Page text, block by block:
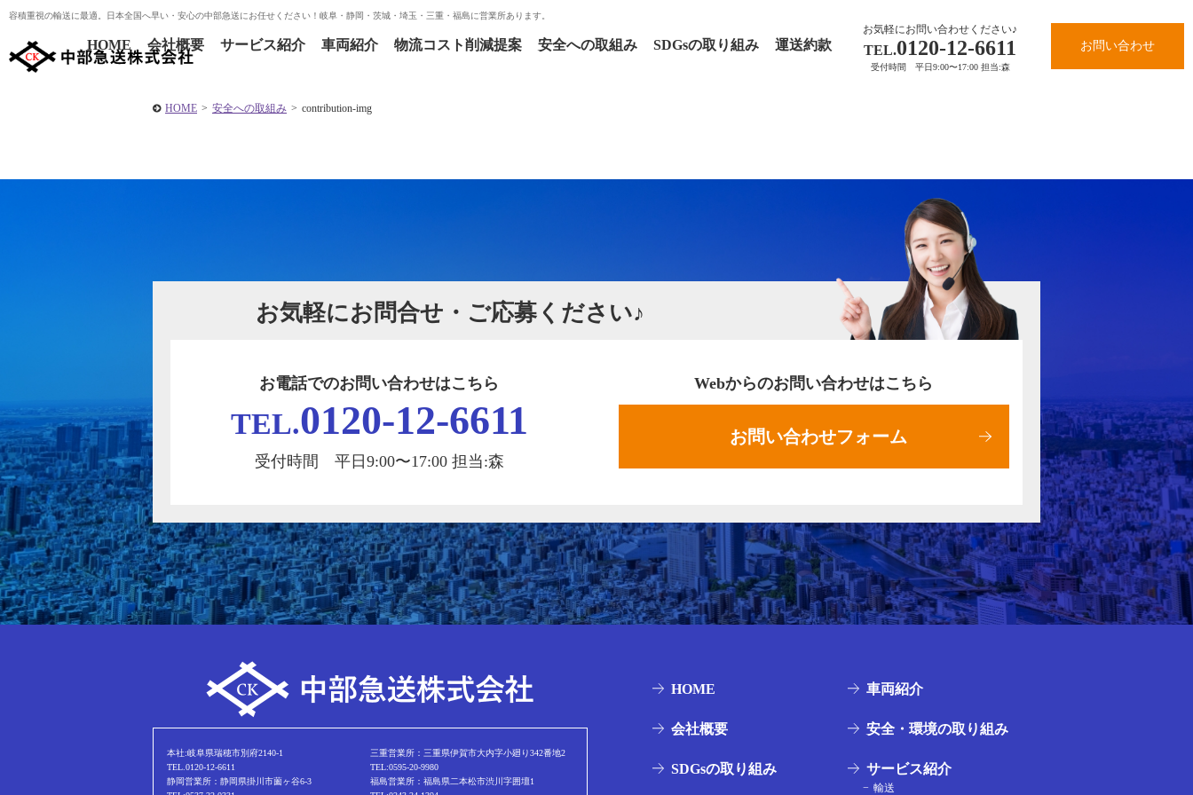
容積重視の輸送に最適。日本全国へ早い・安心の中部急送にお任せください！岐阜・静岡・茨城・埼玉・三重・福島に営業所あります。
HOME 会社概要 サービス紹介 車両紹介 物流コスト削減提案 安全への取組み SDGsの取り組み 運送約款 お問い合わせ
お気軽にお問い合わせください♪
TEL.0120-12-6611
受付時間 平日9:00〜17:00 担当:森
HOME > 安全への取組み > contribution-img
お気軽にお問合せ・ご応募ください♪
お電話でのお問い合わせはこちら
TEL.0120-12-6611
受付時間 平日9:00〜17:00 担当:森
Webからのお問い合わせはこちら
お問い合わせフォーム
HOME 車両紹介
会社概要 安全・環境の取り組み
SDGsの取り組み サービス紹介
輸送
本社:岐阜県瑞穂市別府2140-1
TEL.0120-12-6611
静岡営業所：静岡県掛川市薗ヶ谷6-3
三重営業所：三重県伊賀市大内字小廻り342番地2
TEL:0595-20-9980
福島営業所：福島県二本松市渋川字囲壇1